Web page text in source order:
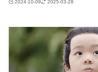
2024-10-09 2025-03-28